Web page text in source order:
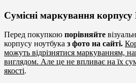
Сумісні маркування
Перед покупкою порівняйте
корпусу ноутбука з фото на сайті.
можуть відрізнятися маркуванням,
виглядом. Але це не впливає на їх
якості.